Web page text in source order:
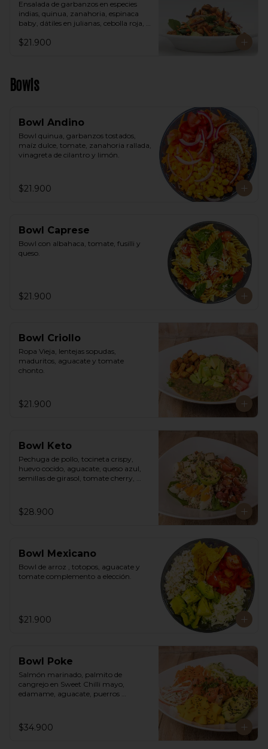
Ensalada de garbanzos en especies
indias, quinua, zanahoria, espinaca
baby, dátiles en julianas, cebolla roja,
$21.900
Bowls
Bowl Andino
Bowl quinua, garbanzos tostados,
maíz dulce, tomate, zanahoria rallada,
vinagreta de cilantro y limón.
$21.900
Bowl Caprese
Bowl con albahaca, tomate, fusilli y
queso.
$21.900
Bowl Criollo
Ropa Vieja, lentejas sopudas,
maduritos, aguacate y tomate
chonto.
$21.900
Bowl Keto
Pechuga de pollo, tocineta crispy,
huevo cocido, aguacate, queso azul,
semillas de girasol, tomate cherry,
$28.900
Bowl Mexicano
Bowl de arroz , totopos, aguacate y
tomate complemento a elección.
$21.900
Bowl Poke
Salmón marinado, palmito de
cangrejo en Sweet Chilli mayo,
edamame, aguacate, puerros
humedecido con vinagre de sushi.
Vinagreta asiática a base de Hoisin.
$34.900